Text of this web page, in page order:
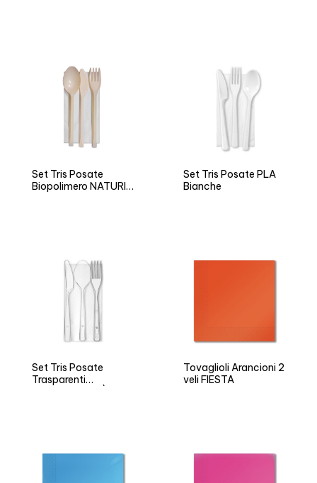
Set Tris Posate
Biopolimero NATURIA
Set Tris Posate PLA
Bianche
Set Tris Posate
Trasparenti
Tovaglioli Arancioni 2
veli FIESTA